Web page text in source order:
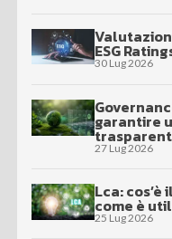
ESG
30 Lug 2026
garantire
27 Lug 2026
Lca:
come è
25 Lug 2026